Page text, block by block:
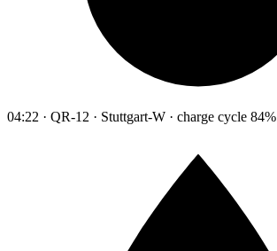
04:22 · QR-12 · Stuttgart-W · charge cycle 84%